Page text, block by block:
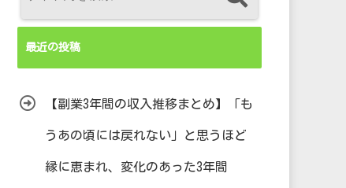
最近の投稿
【副業3年間の収入推移まとめ】「も
うあの頃には戻れない」と思うほど
縁に恵まれ、変化のあった3年間